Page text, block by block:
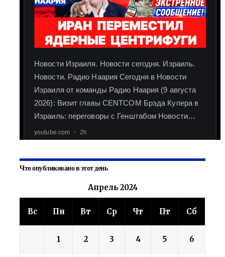
Что опубликовано в этот день
Апрель 2024
Вс Пн Вт Ср Чт Пт Сб
1 2 3 4 5 6